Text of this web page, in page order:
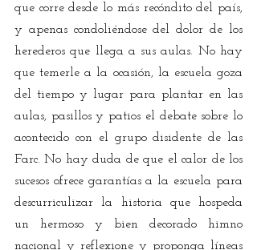
que corre desde lo más recóndito del país,
y apenas condoliéndose del dolor de los
herederos que llega a sus aulas. No hay
que temerle a la ocasión, la escuela goza
del tiempo y lugar para plantar en las
aulas, pasillos y patios el debate sobre lo
acontecido con el grupo disidente de las
Farc. No hay duda de que el calor de los
sucesos ofrece garantías a la escuela para
descurriculizar la historia que hospeda
un hermoso y bien decorado himno
nacional y reflexione y proponga líneas